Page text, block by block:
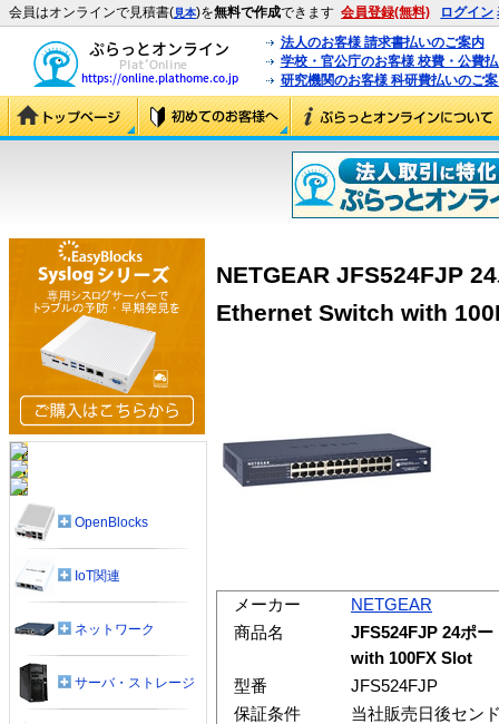
会員はオンラインで見積書(見本)を無料で作成できます 会員登録(無料) ログイン
法人のお客様 請求書払いのご案内
学校・官公庁のお客様 校費・公費
研究機関のお客様 科研費払いのご
NETGEAR JFS524FJP
Ethernet Switch with
メーカー
NETGEAR
商品名
JFS524FJP 24ポ
with 100FX Slot
型番
JFS524FJP
保証条件
当社販売日後セン
OpenBlocks
IoT関連
ネットワーク
サーバ・ストレージ